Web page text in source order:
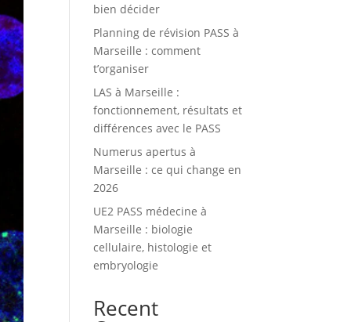
bien décider
Planning de révision PASS à
Marseille : comment
t’organiser
LAS à Marseille :
fonctionnement, résultats et
différences avec le PASS
Numerus apertus à
Marseille : ce qui change en
2026
UE2 PASS médecine à
Marseille : biologie
cellulaire, histologie et
embryologie
Recent